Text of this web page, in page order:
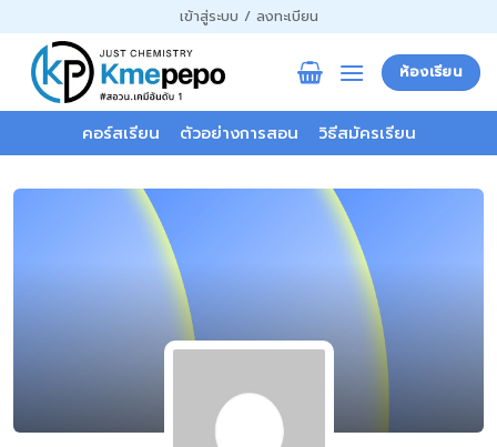
ไป
เนื้อหา
เข้าสู่ระบบ / ลงทะเบียน
ห้องเรียน
คอร์สเรียน ตัวอย่างการสอน วิธีสมัครเรียน